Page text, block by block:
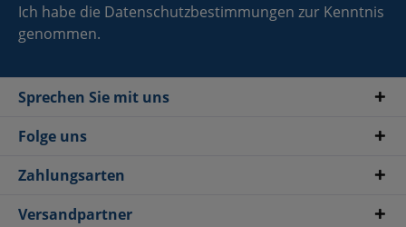
Ich habe die Datenschutzbestimmungen zur Kenntnis
genommen.
Sprechen Sie mit uns
Folge uns
Zahlungsarten
Versandpartner